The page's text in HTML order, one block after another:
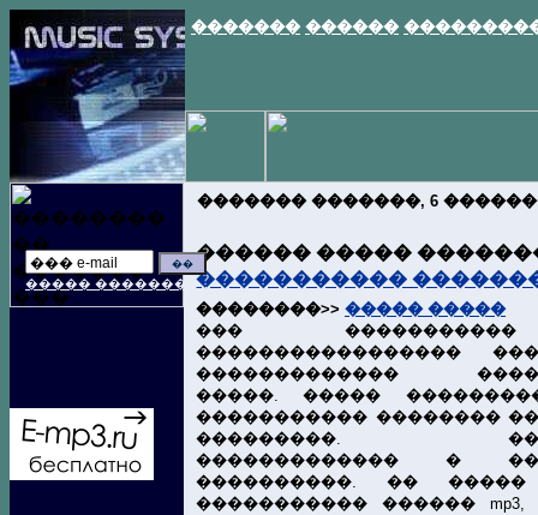
����� ��������..
������� ������
������� �������, 6
������ �����
�����������
��������>> ����� �����
���
�����������������
�������������
�����. �����
����������� ��������
���������.
������������� �
����������. ��
����������� ������